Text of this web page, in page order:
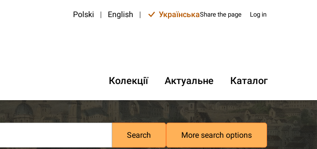
Polski | English | УкраїнськаShare the page Log in
Колекції Актуальне Каталог
Search More search options